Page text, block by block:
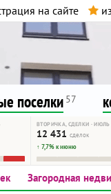
на сайте
поселки 57
ВТОРИЧКА, СДЕЛКИ · ИЮЛЬ
12 431 сделок
↑ 7,7% к июню
Загородная